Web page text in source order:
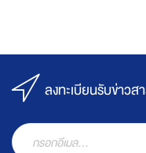
ลงทะเบียนรับข่าวส